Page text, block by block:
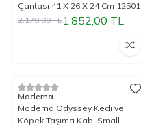
Çantası 41 X 26 X 24 Cm 12501
2.179,00TL1.852,00 TL
Moderna
Moderna Odyssey Kedi ve
Köpek Taşıma Kabı Small